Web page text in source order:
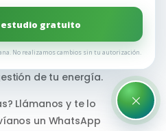
hemos recopilado las
que nuestros clientes
respuestas claras y
a tomar decisiones
de tu energía.
Llámanos y te lo
un WhatsApp
gratuito
No realizamos cambios sin tu autorización.
×